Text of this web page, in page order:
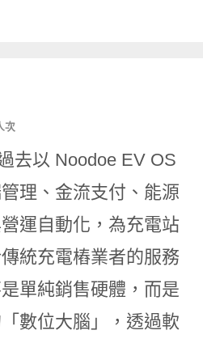
次
去以 Noodoe EV OS
理、金流支付、能源
運自動化，為充電站
統充電樁業者的服務
單純銷售硬體，而是
數位大腦」，透過軟